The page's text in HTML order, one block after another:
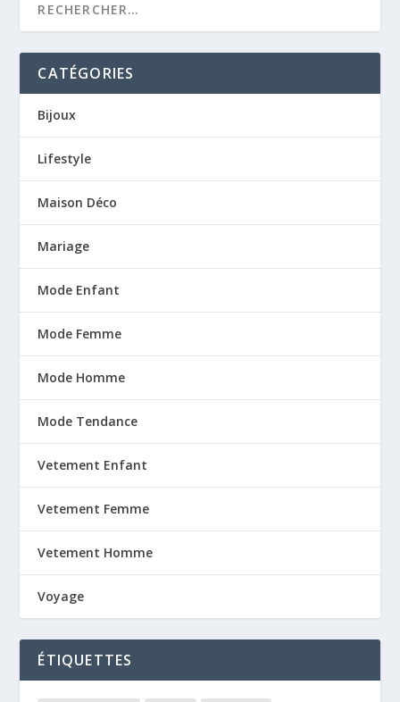
CATÉGORIES
Bijoux
Lifestyle
Maison Déco
Mariage
Mode Enfant
Mode Femme
Mode Homme
Mode Tendance
Vetement Enfant
Vetement Femme
Vetement Homme
Voyage
ÉTIQUETTES